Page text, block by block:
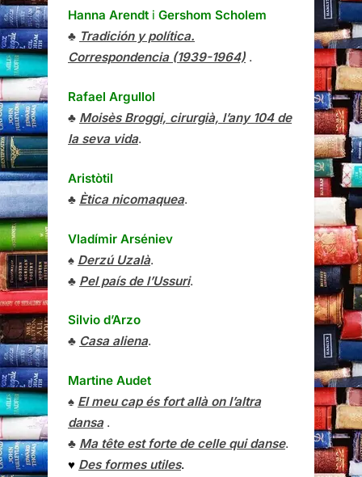
Hanna Arendt i Gershom Scholem
♣ Tradición y política.
Correspondencia (1939-1964) .
Rafael Argullol
♣ Moisès Broggi, cirurgià, l’any 104 de
la seva vida.
Aristòtil
♣ Ètica nicomaquea.
Vladímir Arséniev
♠ Derzú Uzalà.
♣ Pel país de l’Ussuri.
Silvio d’Arzo
♣ Casa aliena.
Martine Audet
♠ El meu cap és fort allà on l’altra
dansa.
♣ Ma tête est forte de celle qui danse.
♥ Des formes utiles.